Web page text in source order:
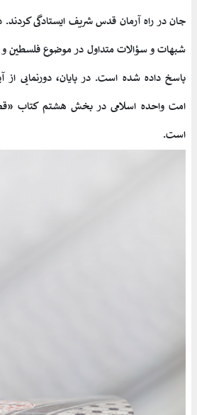
جان در راه آرمان قدس شریف ایستادگی
شبهات و سؤالات متداول در موضوع فلسطین و
پاسخ داده شده است. در پایان، دورنمایی
امت واحده اسلامی در بخش هشتم کتاب
است.